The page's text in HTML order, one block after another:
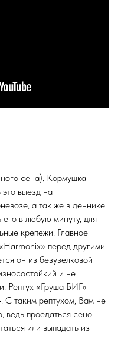
сена). Кормушка
это выезд на
а так же в деннике
в любую минуту, для
крепежи. Главное
перед другими
он из безузелковой
и не
Рептух «Груша БИГ»
С таким рептухом, Вам не
ведь проедаться сено
или выпадать из